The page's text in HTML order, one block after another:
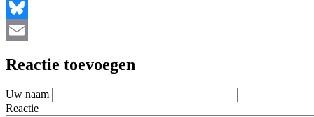
Facebook
Bluesky
Reactie toevoegen
Uw naam
Reactie